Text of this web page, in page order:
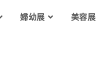
婦幼展 美容展